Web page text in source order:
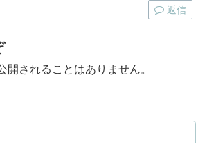
返信
開されることはありません。